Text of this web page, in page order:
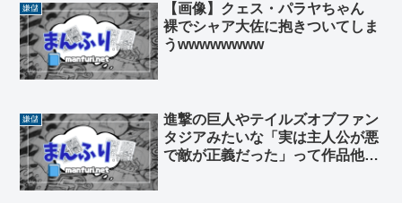
嫌儲
【画像】クェス・パラヤちゃん
裸でシャア大佐に抱きついてしま
うwwwwwwww
嫌儲
進撃の巨人やテイルズオブファン
タジアみたいな「実は主人公が悪
で敵が正義だった」って作品他に